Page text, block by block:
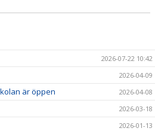
2026-07-22 10:42
2026-04-09
är öppen 2026-04-08
2026-03-18
2026-01-13